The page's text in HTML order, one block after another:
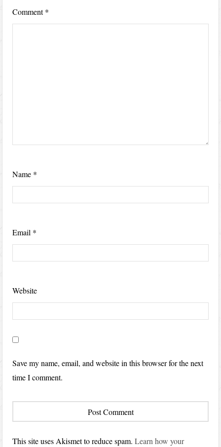
Comment*
Name *
Email *
Website
Save my name, email, and website in this browser for the next
time I comment.
This site uses Akismet to reduce spam.Learn how your